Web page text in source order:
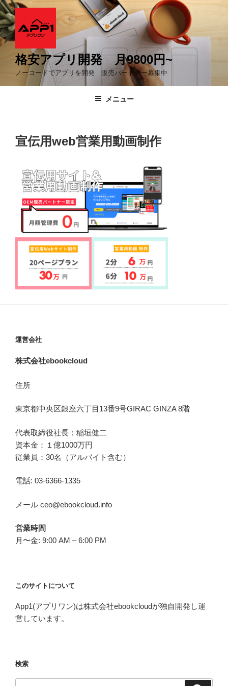
コ
ン
テ
ン
格安アプリ開発 月9800円~
ノーコードでアプリを開発 販売パートナー募集中
メニュー
宣伝用web営業用動画制作
運営会社
株式会社ebookcloud
住所
東京都中央区銀座六丁目 13番9号GIRAC GINZA 8階
代表取締役社長：稲垣健二
資本金：１億1000万円
従業員：30名（アルバイト含む）
電話: 03-6366-1335
メール ceo@ebookcloud.info
営業時間
月〜金: 9:00 AM – 6:00 PM
このサイトについて
App1(アプリワン)は株式会社ebookcloudが独自開発し運
営しています。
検索